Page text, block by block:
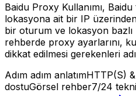
Baidu Proxy Kullanımı,
lokasyona ait bir IP
bir oturum ve lokasyon bazlı
rehberde proxy ayarlarını,
dikkat edilmesi gerekenleri
Adım adım anlatımHTTP(S)
dostuGörsel rehber7/24